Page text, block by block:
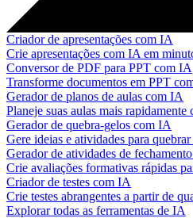
Criador de apresentações com IA
Crie apresentações com IA em
Conversor de PDF para PPT com IA
Transforme documentos em PPT
Gerador de planos de aulas com IA
Planeje suas aulas mais rapidamente
Gerador de quebra-gelos com IA
Gere ideias e atividades para
Gerador de atividades de
Crie avaliações formativas rápidas
Criador de testes com IA
Crie testes abrangentes a partir de
Explorar todas as ferramentas de IA